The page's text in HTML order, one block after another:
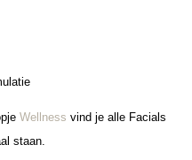
Wellness vind je alle Facials
staan.